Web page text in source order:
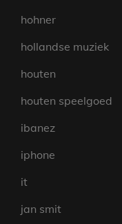
hohner
hollandse muziek
houten
houten speelgoed
ibanez
iphone
it
jan smit